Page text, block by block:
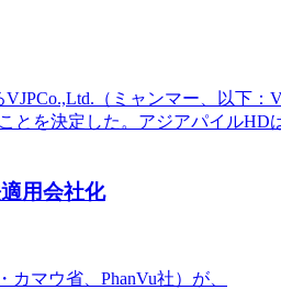
（ミャンマー、以下：
とを決定した。アジアパイル
用会社化
マウ省、PhanVu社）が、